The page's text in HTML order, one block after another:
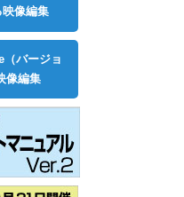
映像編集
（バージョ
像編集